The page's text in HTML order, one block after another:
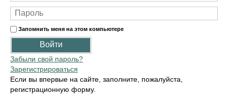
Запомнить меня на этом компьютере
Забыли свой пароль?
Зарегистрироваться
Если вы впервые на сайте, заполните, пожалуйста,
регистрационную форму.